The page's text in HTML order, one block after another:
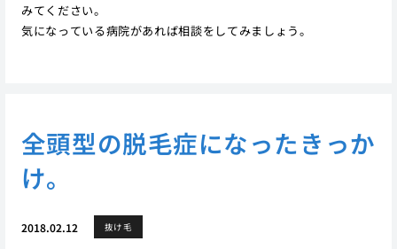
みてください。
気になっている病院があれば相談をしてみましょう。
全頭型の脱毛症になったきっか
け。
2018.02.12 抜け毛